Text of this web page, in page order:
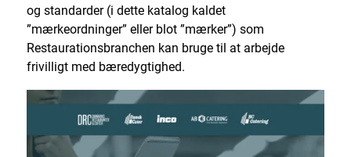
og standarder (i dette katalog kaldet
”mærkeordninger” eller blot ”mærker”) som
Restaurationsbranchen kan bruge til at arbejde
frivilligt med bæredygtighed.